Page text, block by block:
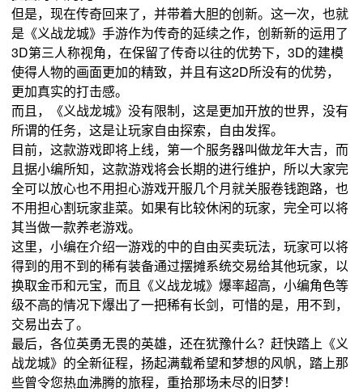
但是，现在传奇回来了，并带着大胆的创新。这一次，也就
是《义战龙城》手游作为传奇的延续之作，创新新的运用了
3D第三人称视角，在保留了传奇以往的优势下，3D的建模
使得人物的画面更加的精致，并且有这2D所没有的优势，
更加真实的打击感。
而且，《义战龙城》没有限制，这是更加开放的世界，没有
所谓的任务，这是让玩家自由探索，自由发挥。
目前，这款游戏即将上线，第一个服务器叫做龙年大吉，而
且据小编所知，这款游戏将会长期的进行维护，所以大家完
全可以放心也不用担心游戏开服几个月就关服卷钱跑路，也
不用担心割玩家韭菜。如果有比较休闲的玩家，完全可以将
其当做一款养老游戏。
这里，小编在介绍一游戏的中的自由买卖玩法，玩家可以将
得到的用不到的稀有装备通过摆摊系统交易给其他玩家，以
换取金币和元宝，而且《义战龙城》爆率超高，小编角色等
级不高的情况下爆出了一把稀有长剑，可惜的是，用不到，
交易出去了。
最后，各位英勇无畏的英雄，还在犹豫什么？赶快踏上《义
战龙城》的全新征程，扬起满载希望和梦想的风帆，踏上那
些曾令您热血沸腾的旅程，重拾那场未尽的旧梦！